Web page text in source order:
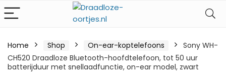
Home Shop On-ear-koptelefoons
Sony WH-
CH520 Draadloze Bluetooth-hoofdtelefoon, tot 50 uur
batterijduur met snellaadfunctie, on-ear model, zwart